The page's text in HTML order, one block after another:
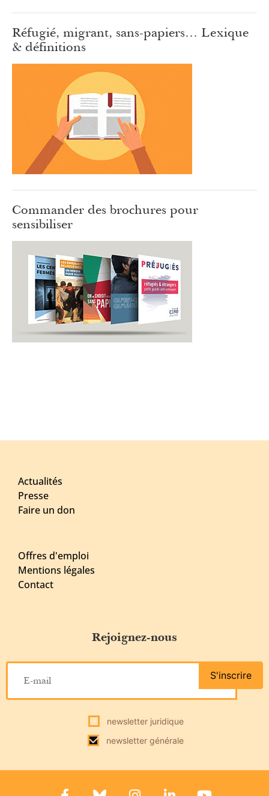
Réfugié, migrant, sans-papiers… Lexique
& définitions
Commander des brochures pour
sensibiliser
Actualités
Presse
Faire un don
Offres d'emploi
Mentions légales
Contact
Rejoignez-nous
newsletter juridique
newsletter générale
S'inscrire